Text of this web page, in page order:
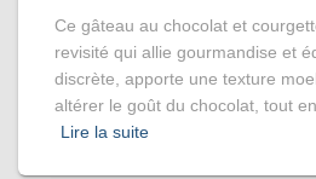
Ce gâteau au chocolat et
revisité qui allie gourmandise et
discrète, apporte une texture
altérer le goût du chocolat, tout
Lire la suite